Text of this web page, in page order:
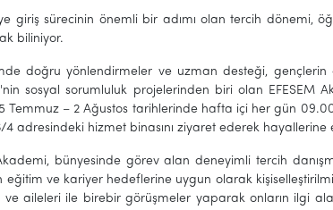
giriş sürecinin önemli bir adımı olan tercih dönemi,
biliniyor.
doğru yönlendirmeler ve uzman desteği,
sosyal sorumluluk projelerinden biri olan EFESEM
Temmuz – 2 Ağustos tarihlerinde hafta içi her gün
4 adresindeki hizmet binasını ziyaret ederek
bünyesinde görev alan deneyimli tercih
eğitim ve kariyer hedeflerine uygun olarak
ve aileleri ile birebir görüşmeler yaparak onların ilgi